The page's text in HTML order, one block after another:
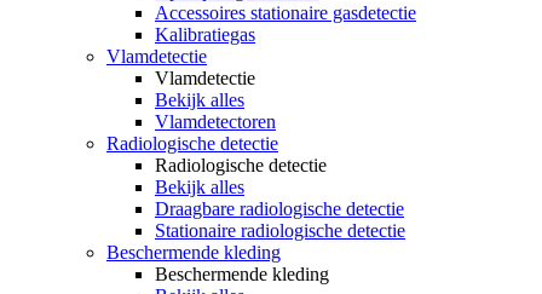
Accessoires stationaire gasdetectie
Kalibratiegas
Vlamdetectie
Vlamdetectie
Bekijk alles
Vlamdetectoren
Radiologische detectie
Radiologische detectie
Bekijk alles
Draagbare radiologische detectie
Stationaire radiologische detectie
Beschermende kleding
Beschermende kleding